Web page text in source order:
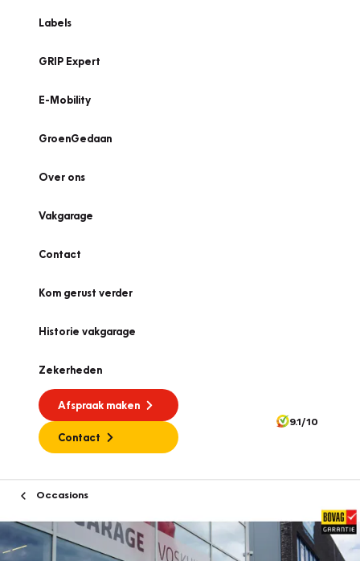
Labels
GRIP Expert
E-Mobility
GroenGedaan
Over ons
Vakgarage
Contact
Kom gerust verder
Historie vakgarage
Zekerheden
Afspraak maken
Contact
9.1/10
Occasions